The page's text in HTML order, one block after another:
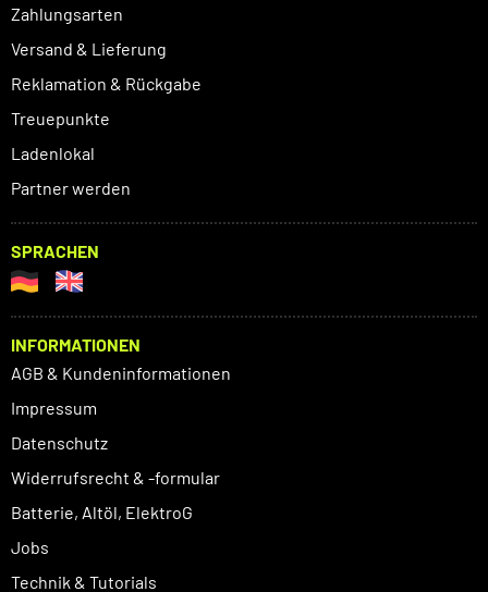
Zahlungsarten
Versand & Lieferung
Reklamation & Rückgabe
Treuepunkte
Ladenlokal
Partner werden
SPRACHEN
INFORMATIONEN
AGB & Kundeninformationen
Impressum
Datenschutz
Widerrufsrecht & -formular
Batterie, Altöl, ElektroG
Jobs
Technik & Tutorials